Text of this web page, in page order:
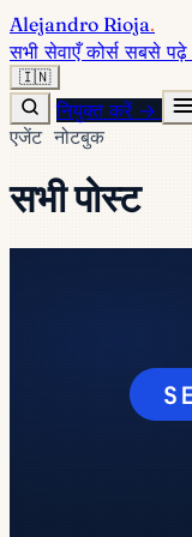
Alejandro Rioja.
सभी सेवाएँकोर्ससबसे पढ़े
🇮🇳
नियुक्त करें →
एजेंट नोटबुक
सभी पोस्ट